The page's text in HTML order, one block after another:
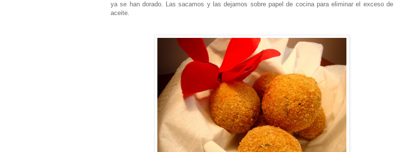
ya se han dorado. Las sacamos y las dejamos sobre papel de cocina para eliminar el exceso de
aceite.